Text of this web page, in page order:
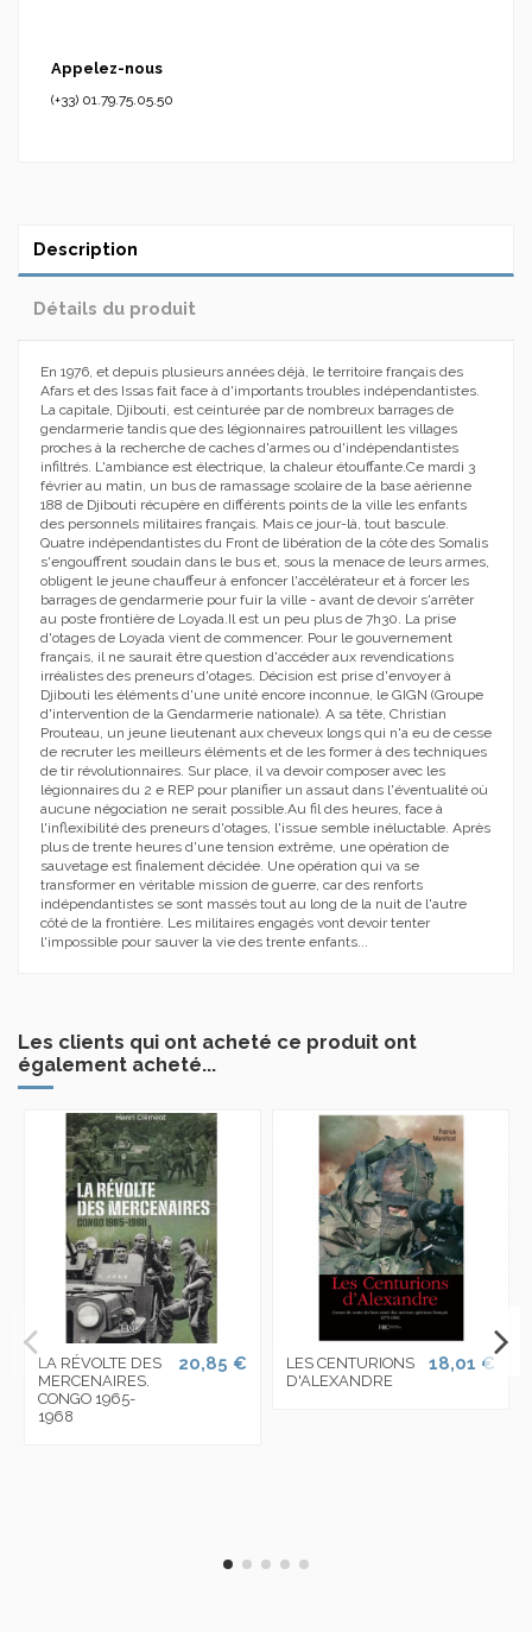
Appelez-nous
(+33) 01.79.75.05.50
Description
Détails du produit
En 1976, et depuis plusieurs années déjà, le territoire français des
Afars et des Issas fait face à d'importants troubles indépendantistes.
La capitale, Djibouti, est ceinturée par de nombreux barrages de
gendarmerie tandis que des légionnaires patrouillent les villages
proches à la recherche de caches d'armes ou d'indépendantistes
infiltrés. L'ambiance est électrique, la chaleur étouffante.Ce mardi 3
février au matin, un bus de ramassage scolaire de la base aérienne
188 de Djibouti récupère en différents points de la ville les enfants
des personnels militaires français. Mais ce jour-là, tout bascule.
Quatre indépendantistes du Front de libération de la côte des Somalis
s'engouffrent soudain dans le bus et, sous la menace de leurs armes,
obligent le jeune chauffeur à enfoncer l'accélérateur et à forcer les
barrages de gendarmerie pour fuir la ville - avant de devoir s'arrêter
au poste frontière de Loyada.Il est un peu plus de 7h30. La prise
d'otages de Loyada vient de commencer. Pour le gouvernement
français, il ne saurait être question d'accéder aux revendications
irréalistes des preneurs d'otages. Décision est prise d'envoyer à
Djibouti les éléments d'une unité encore inconnue, le GIGN (Groupe
d'intervention de la Gendarmerie nationale). A sa tête, Christian
Prouteau, un jeune lieutenant aux cheveux longs qui n'a eu de cesse
de recruter les meilleurs éléments et de les former à des techniques
de tir révolutionnaires. Sur place, il va devoir composer avec les
légionnaires du 2 e REP pour planifier un assaut dans l'éventualité où
aucune négociation ne serait possible.Au fil des heures, face à
l'inflexibilité des preneurs d'otages, l'issue semble inéluctable. Après
plus de trente heures d'une tension extrême, une opération de
sauvetage est finalement décidée. Une opération qui va se
transformer en véritable mission de guerre, car des renforts
indépendantistes se sont massés tout au long de la nuit de l'autre
côté de la frontière. Les militaires engagés vont devoir tenter
l'impossible pour sauver la vie des trente enfants...
Les clients qui ont acheté ce produit ont
également acheté...
LA RÉVOLTE DES
MERCENAIRES.
CONGO 1965-
1968
20,85 €
LES CENTURIONS
D'ALEXANDRE
18,01 €